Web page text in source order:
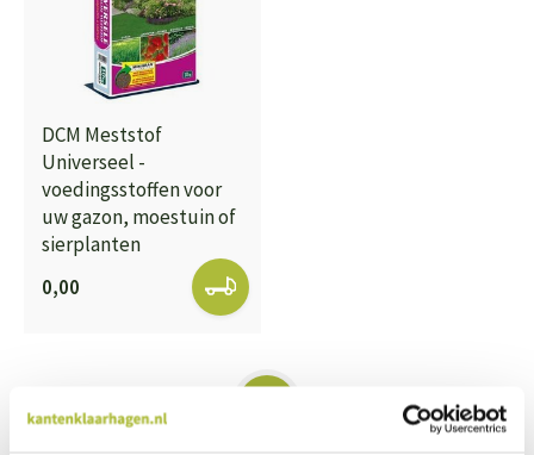
DCM Meststof
Universeel -
voedingsstoffen voor
uw gazon, moestuin of
sierplanten
0,00